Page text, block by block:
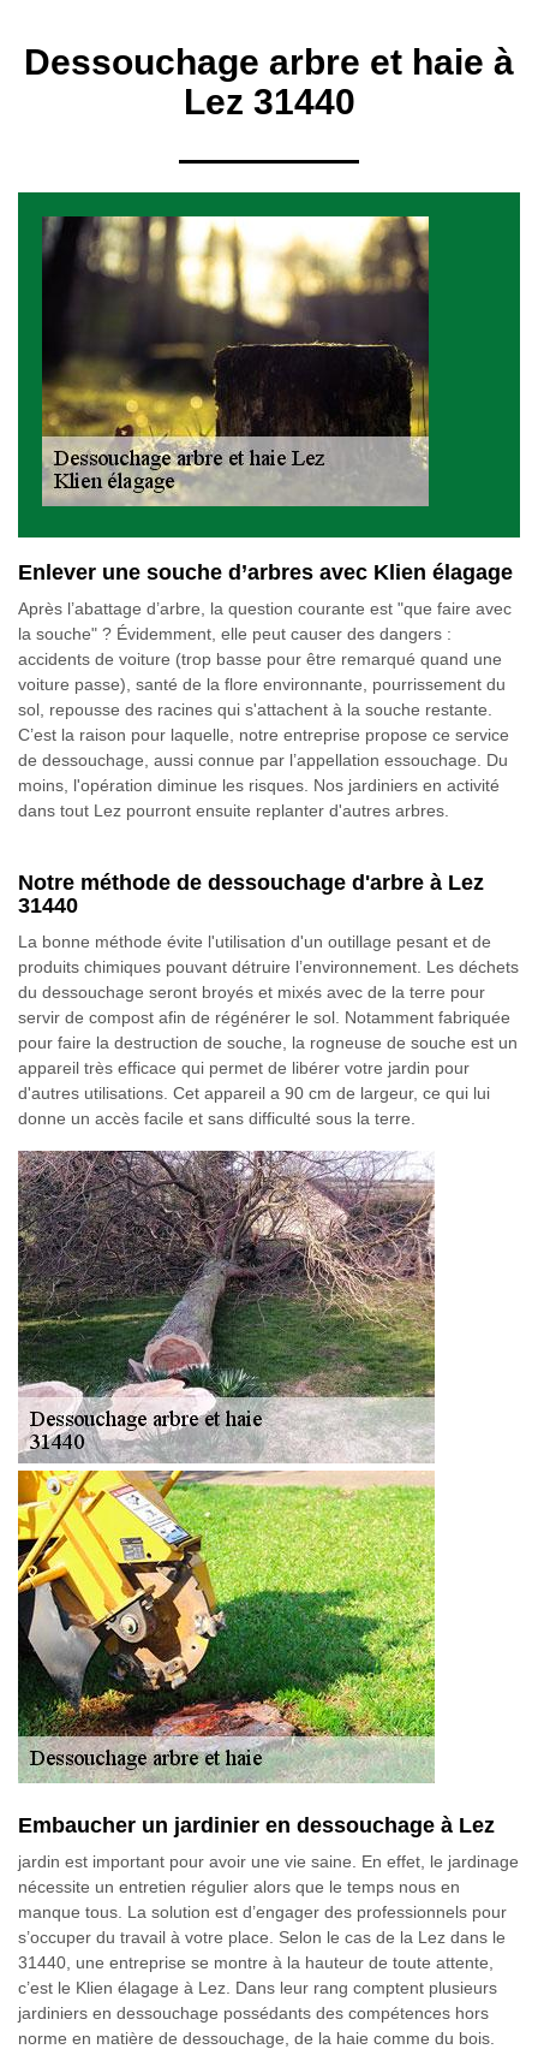
Dessouchage arbre et haie à
Lez 31440
Enlever une souche d’arbres avec Klien élagage
Après l’abattage d’arbre, la question courante est "que faire avec
la souche" ? Évidemment, elle peut causer des dangers :
accidents de voiture (trop basse pour être remarqué quand une
voiture passe), santé de la flore environnante, pourrissement du
sol, repousse des racines qui s'attachent à la souche restante.
C’est la raison pour laquelle, notre entreprise propose ce service
de dessouchage, aussi connue par l’appellation essouchage. Du
moins, l'opération diminue les risques. Nos jardiniers en activité
dans tout Lez pourront ensuite replanter d'autres arbres.
Notre méthode de dessouchage d'arbre à Lez
31440
La bonne méthode évite l'utilisation d'un outillage pesant et de
produits chimiques pouvant détruire l’environnement. Les déchets
du dessouchage seront broyés et mixés avec de la terre pour
servir de compost afin de régénérer le sol. Notamment fabriquée
pour faire la destruction de souche, la rogneuse de souche est un
appareil très efficace qui permet de libérer votre jardin pour
d'autres utilisations. Cet appareil a 90 cm de largeur, ce qui lui
donne un accès facile et sans difficulté sous la terre.
Embaucher un jardinier en dessouchage à Lez
jardin est important pour avoir une vie saine. En effet, le jardinage
nécessite un entretien régulier alors que le temps nous en
manque tous. La solution est d’engager des professionnels pour
s’occuper du travail à votre place. Selon le cas de la Lez dans le
31440, une entreprise se montre à la hauteur de toute attente,
c’est le Klien élagage à Lez. Dans leur rang comptent plusieurs
jardiniers en dessouchage possédants des compétences hors
norme en matière de dessouchage, de la haie comme du bois.